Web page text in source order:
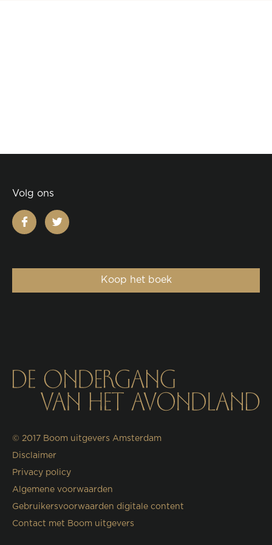
Volg ons
facebooktwitter
Koop het boek
© 2017 Boom uitgevers Amsterdam
Disclaimer
Privacy policy
Algemene voorwaarden
Gebruikersvoorwaarden digitale content
Contact met Boom uitgevers